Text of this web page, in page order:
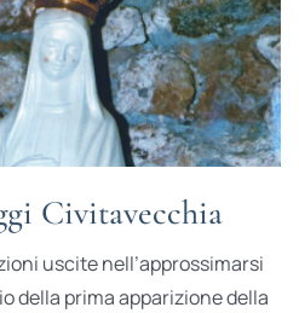
Civitavecchia
uscite nell’approssimarsi
della prima apparizione della